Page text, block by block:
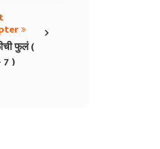
›
फुलं (
7 )